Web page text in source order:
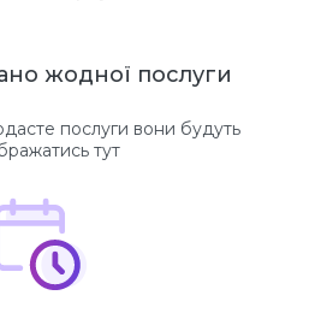
жодної послуги
послуги вони будуть
тут